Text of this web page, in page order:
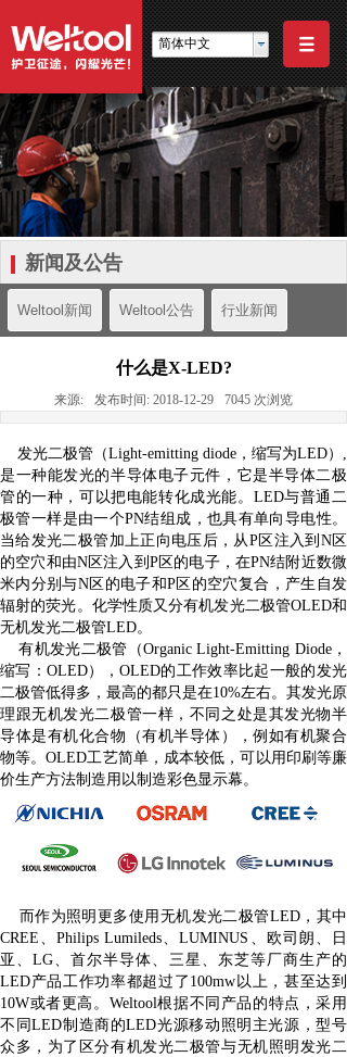
简体中文
新闻及公告
Weltool新闻 Weltool公告 行业新闻
什么是X-LED?
来源: 发布时间: 2018-12-29 7045 次浏览
发光二极管（Light-emitting diode，缩写为LED）,
是一种能发光的半导体电子元件，它是半导体二极
管的一种，可以把电能转化成光能。LED与普通二
极管一样是由一个PN结组成，也具有单向导电性。
当给发光二极管加上正向电压后，从P区注入到N区
的空穴和由N区注入到P区的电子，在PN结附近数微
米内分别与N区的电子和P区的空穴复合，产生自发
辐射的荧光。化学性质又分有机发光二极管OLED和
无机发光二极管LED。
有机发光二极管（Organic Light-Emitting Diode，
缩写：OLED），OLED的工作效率比起一般的发光
二极管低得多，最高的都只是在10%左右。其发光原
理跟无机发光二极管一样，不同之处是其发光物半
导体是有机化合物（有机半导体），例如有机聚合
物等。OLED工艺简单，成本较低，可以用印刷等廉
价生产方法制造用以制造彩色显示幕。
而作为照明更多使用无机发光二极管LED，其中
CREE、Philips Lumileds、LUMINUS、欧司朗、日
亚、LG、首尔半导体、三星、东芝等厂商生产的
LED产品工作功率都超过了100mw以上，甚至达到
10W或者更高。Weltool根据不同产品的特点，采用
不同LED制造商的LED光源移动照明主光源，型号
众多，为了区分有机发光二极管与无机照明发光二